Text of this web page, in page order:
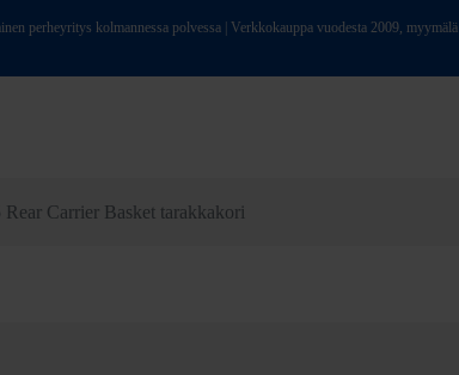
kolmannessa polvessa | Verkkokauppa vuodesta 2009, myymälä
Rear Carrier Basket tarakkakori